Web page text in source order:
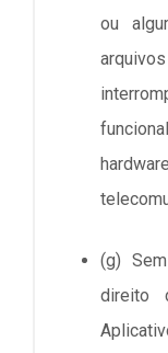
ou
(g)
direito